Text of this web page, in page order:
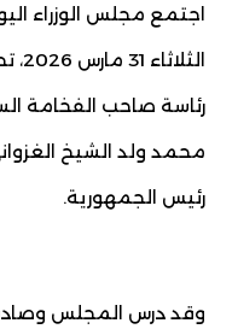
اجتمع مجلس الوزراء
الثلاثاء
رئاسة صاحب الفخامة
محمد ولد الشيخ
رئيس الجمهورية.
وقد درس المجلس